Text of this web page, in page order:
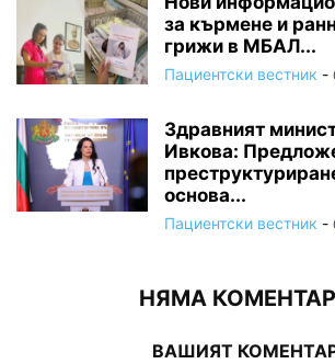
за кърмене и
грижи в МБАЛ...
Пациентски вестник -
Здравният
Ивкова:
основа...
Пациентски вестник -
НЯМА
ВАШИЯТ